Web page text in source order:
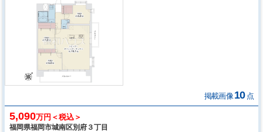
掲載画像 10 点
5,090万円＜税込＞
福岡県福岡市城南区別府３丁目